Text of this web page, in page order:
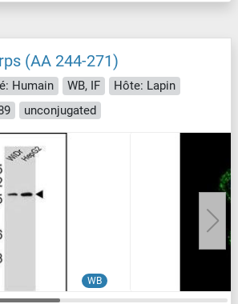
(AA 244-271)
Humain WB, IF
Hôte: Lapin
unconjugated
WB